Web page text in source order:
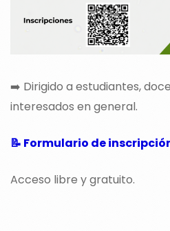
➡️ Dirigido a estudiantes,
interesados en general.
📝 Formulario de
Acceso libre y gratuito.